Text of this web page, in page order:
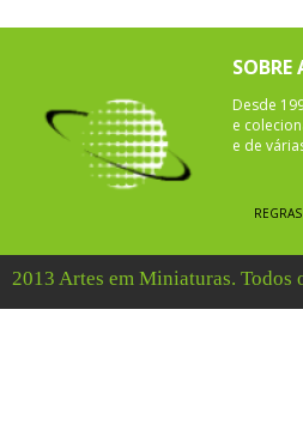
Desde
e
e de
2013 Artes em Miniaturas. Todos